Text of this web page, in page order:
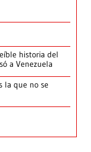
historia del
a Venezuela
la que no se